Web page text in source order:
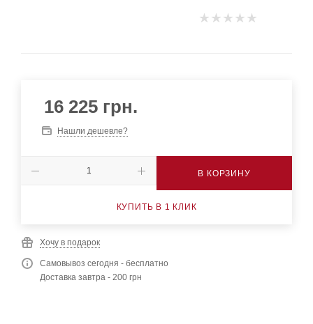
16 225 грн.
Нашли дешевле?
В КОРЗИНУ
КУПИТЬ В 1 КЛИК
Хочу в подарок
Самовывоз сегодня - бесплатно
Доставка завтра - 200 грн